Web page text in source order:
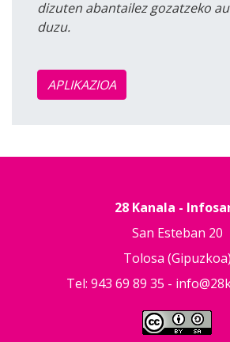
dizuten abantailez gozatzeko
duzu.
APLIKAZIOA
28 Kanala -
San Esteban 20
Tolosa (Gipuzkoa)
Tel: 943 69 89 35 -